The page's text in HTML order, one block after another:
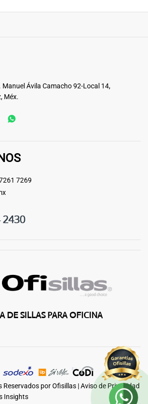
Manuel Ávila Camacho 92-Local 14,
Méx.
7269
DE SILLAS PARA OFICINA
Reservados por Ofisillas |Aviso de Privacidad
Insights